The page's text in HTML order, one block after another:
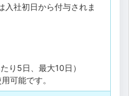
社初日から付与されま
り5日、最大10日）
可能です。